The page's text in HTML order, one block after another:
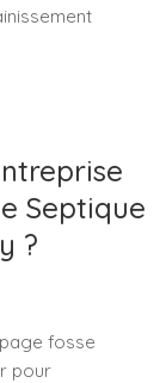
Septique
?
fosse
pour